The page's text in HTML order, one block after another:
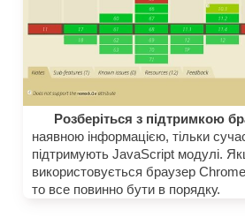
Розберіться з підтримкою
наявною інформацією, тільки
підтримують JavaScript модулі.
використовується браузер
то все повинно бути в порядку.